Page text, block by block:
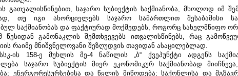
გათვალისწინებით, საჯარო სუბიექტის საქმიანობა, მხოლოდ იმ
თუ იგი ახორციელებს საჯარო სამართლით შესაბამისი
საქმიანობას და ფაქტიურად მოქმედებს, როგორც სახელმწიფო
წესიდან გამონაკლის შემთხვევებს ითვალისწინებს, რაც
რაიმე მნიშვნელოვანი შეზღუდვის თავიდან ასაცილებლად.
ის 158-ე მუხლის მე-4 ნაწილის „ბ“ ქვეპუნქტი ადგენს
საჯარო სუბიექტის მიერ ეკონომიკურ საქმიანობად
ენერგორესურსებისა და წყლის მიწოდება; საქონლისა და